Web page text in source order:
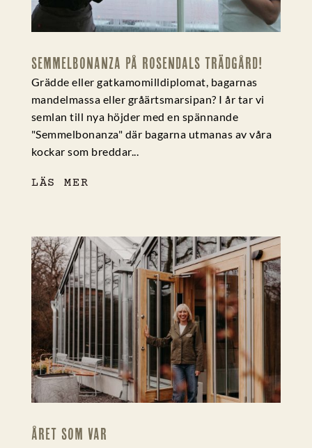
SEMMELBONANZA PÅ ROSENDALS TRÄDGÅRD!
Grädde eller gatkamomilldiplomat, bagarnas
mandelmassa eller gråärtsmarsipan? I år tar vi
semlan till nya höjder med en spännande
"Semmelbonanza" där bagarna utmanas av våra
kockar som breddar...
LÄS MER
ÅRET SOM VAR